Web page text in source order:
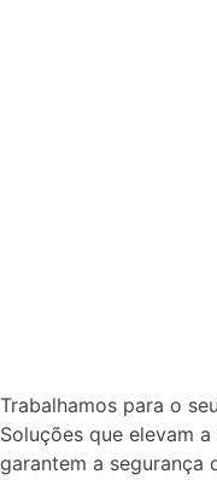
Trabalhamos para o
Soluções que elevam
garantem a segurança